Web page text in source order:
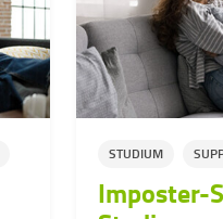
STUDIUM
Imposter-